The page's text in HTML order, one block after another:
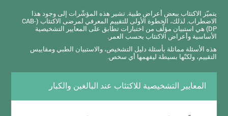
يتميّز الاكتئاب ببعض أعراض طبية. تشير هذه المؤشّرات إلى وجود هذا
الاضطراب. لذلك، الخطوة الأولى للتقييم المعرفي لمرضى الاكتئاب (CAB-
DP) هي استبيان مؤلّف من اختبارات تطابق على المعايير التشخيصية
الأساسية وأعراض الاكتئاب بحسب العمر.
هذه الأسئلة مماثلة بأسئلة دليل التشخيص، والاستبيان الطبي ومقاييس
التقييم، ولكنّها بسيطة ليفهمها أي سخص.
المعايير التشخيصية للاكتئاب عند البالغين والكبار